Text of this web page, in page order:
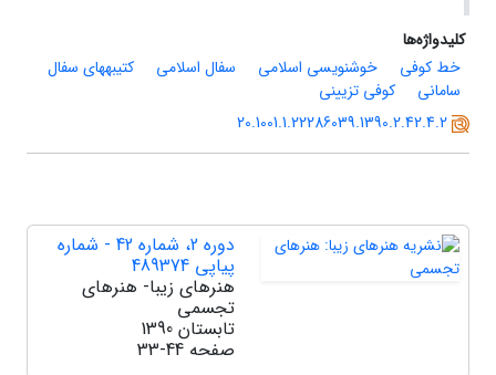
کلیدواژه‌ها
خط کوفی
خوشنویسی اسلامی سفال اسلامی
کتیبههای سفال
سامانی
کوفی تزیینی
20.1001.1.22286039.1390.2.42.4.2
دوره 2، شماره 42 - شماره
پیاپی 489374
هنرهای زیبا- هنرهای
تجسمی
تابستان 1390
صفحه 33-44